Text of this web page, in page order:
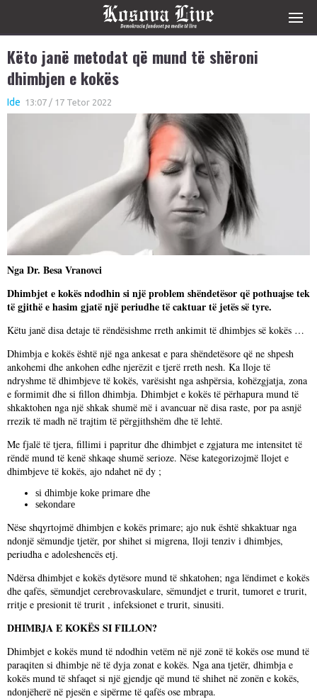
Këto janë metodat që mund të shëroni
dhimbjen e kokës
Ide 13:07 / 17 Tetor 2022
Nga Dr. Besa Vranovci
Dhimbjet e kokës ndodhin si një problem shëndetësor që pothuajse tek
të gjithë e hasim gjatë një periudhe të caktuar të jetës së tyre.
Këtu janë disa detaje të rëndësishme rreth ankimit të dhimbjes së kokës …
Dhimbja e kokës është një nga ankesat e para shëndetësore që ne shpesh
ankohemi dhe ankohen edhe njerëzit e tjerë rreth nesh. Ka lloje të
ndryshme të dhimbjeve të kokës, varësisht nga ashpërsia, kohëzgjatja, zona
e formimit dhe si fillon dhimbja. Dhimbjet e kokës të përhapura mund të
shkaktohen nga një shkak shumë më i avancuar në disa raste, por pa asnjë
rrezik të madh në trajtim të përgjithshëm dhe të lehtë.
Me fjalë të tjera, fillimi i papritur dhe dhimbjet e zgjatura me intensitet të
rëndë mund të kenë shkaqe shumë serioze. Nëse kategorizojmë llojet e
dhimbjeve të kokës, ajo ndahet në dy ;
si dhimbje koke primare dhe
sekondare
Nëse shqyrtojmë dhimbjen e kokës primare; ajo nuk është shkaktuar nga
ndonjë sëmundje tjetër, por shihet si migrena, lloji tenziv i dhimbjes,
periudha e adoleshencës etj.
Ndërsa dhimbjet e kokës dytësore mund të shkatohen; nga lëndimet e kokës
dhe qafës, sëmundjet cerebrovaskulare, sëmundjet e trurit, tumoret e trurit,
rritje e presionit të trurit , infeksionet e trurit, sinusiti.
DHIMBJA E KOKËS SI FILLON?
Dhimbjet e kokës mund të ndodhin vetëm në një zonë të kokës ose mund të
paraqiten si dhimbje në të dyja zonat e kokës. Nga ana tjetër, dhimbja e
kokës mund të shfaqet si një gjendje që mund të shihet në zonën e kokës,
ndonjëherë në pjesën e sipërme të qafës ose mbrapa.